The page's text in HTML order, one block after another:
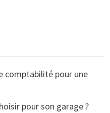
comptabilité pour une
pour son garage ?